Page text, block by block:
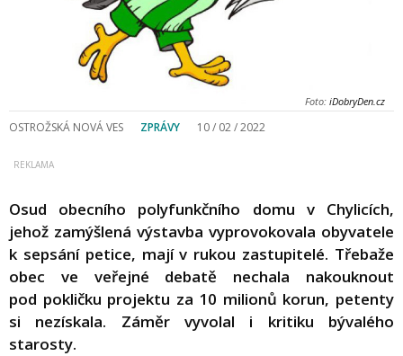
Foto: iDobryDen.cz
OSTROŽSKÁ NOVÁ VES ZPRÁVY 10 / 02 / 2022
Osud obecního polyfunkčního domu v Chylicích,
jehož zamýšlená výstavba vyprovokovala obyvatele
k sepsání petice, mají v rukou zastupitelé. Třebaže
obec ve veřejné debatě nechala nakouknout
pod pokličku projektu za 10 milionů korun, petenty
si nezískala. Záměr vyvolal i kritiku bývalého
starosty.